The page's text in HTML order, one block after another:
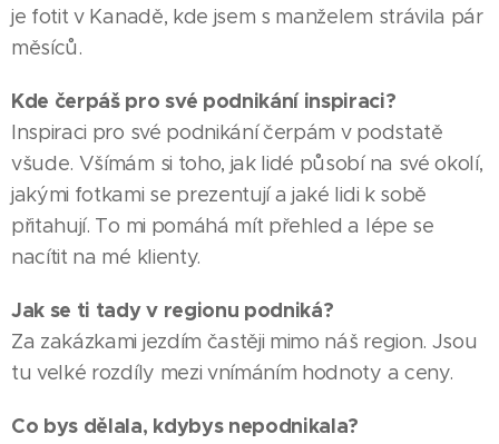
je fotit v Kanadě, kde jsem s manželem strávila pár
měsíců.
Kde čerpáš pro své podnikání inspiraci?
Inspiraci pro své podnikání čerpám v podstatě
všude. Všímám si toho, jak lidé působí na své okolí,
jakými fotkami se prezentují a jaké lidi k sobě
přitahují. To mi pomáhá mít přehled a lépe se
nacítit na mé klienty.
Jak se ti tady v regionu podniká?
Za zakázkami jezdím častěji mimo náš region. Jsou
tu velké rozdíly mezi vnímáním hodnoty a ceny.
Co bys dělala, kdybys nepodnikala?